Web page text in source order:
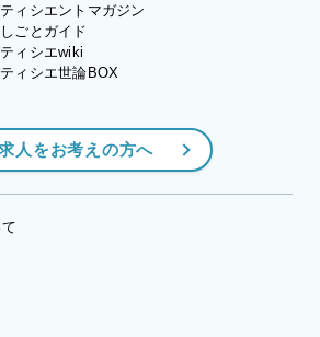
ィシエントマガジン
ごとガイド
ィシエwiki
ィシエ世論BOX
人をお考えの方へ